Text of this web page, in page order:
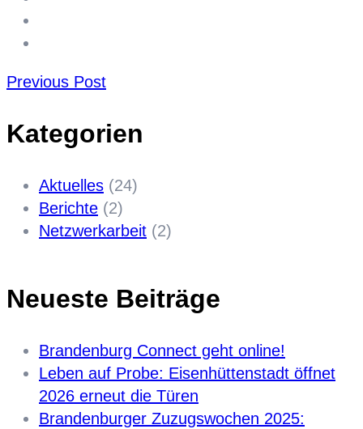
Previous Post
Kategorien
Aktuelles (24)
Berichte (2)
Netzwerkarbeit (2)
Neueste Beiträge
Brandenburg Connect geht online!
Leben auf Probe: Eisenhüttenstadt öffnet
2026 erneut die Türen
Brandenburger Zuzugswochen 2025: